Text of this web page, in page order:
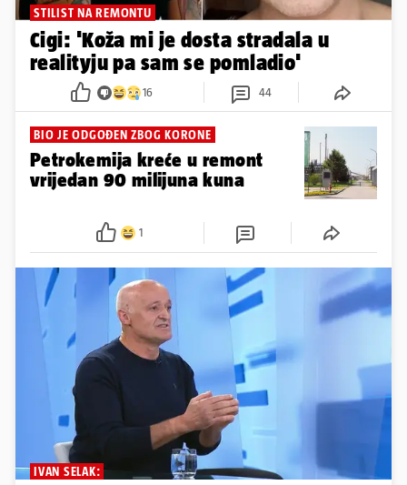
STILIST NA REMONTU
Cigi: 'Koža mi je dosta stradala u
realityju pa sam se pomladio'
16 44
BIO JE ODGOĐEN ZBOG KORONE
Petrokemija kreće u remont
vrijedan 90 milijuna kuna
1
IVAN SELAK: